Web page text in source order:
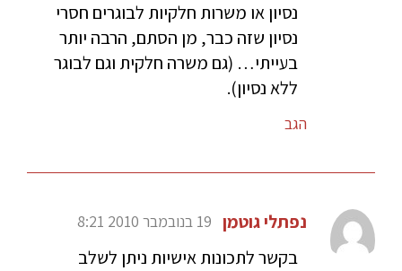
נסיון או משרות חלקיות לבוגרים חסרי
נסיון שזה כבר, מן הסתם, הרבה יותר
בעייתי… (גם משרה חלקית וגם לבוגר
ללא נסיון).
הגב
נפתלי גוטמן 19 בנובמבר 2010 8:21
בקשר לתכונות אישיות ניתן לשלב